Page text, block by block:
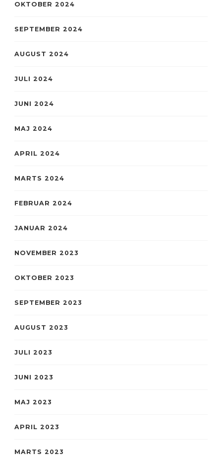
OKTOBER 2024
SEPTEMBER 2024
AUGUST 2024
JULI 2024
JUNI 2024
MAJ 2024
APRIL 2024
MARTS 2024
FEBRUAR 2024
JANUAR 2024
NOVEMBER 2023
OKTOBER 2023
SEPTEMBER 2023
AUGUST 2023
JULI 2023
JUNI 2023
MAJ 2023
APRIL 2023
MARTS 2023